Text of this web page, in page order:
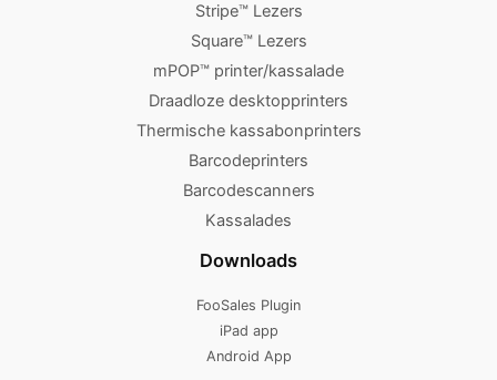
Stripe™ Lezers
Square™ Lezers
mPOP™ printer/kassalade
Draadloze desktopprinters
Thermische kassabonprinters
Barcodeprinters
Barcodescanners
Kassalades
Downloads
FooSales Plugin
iPad app
Android App